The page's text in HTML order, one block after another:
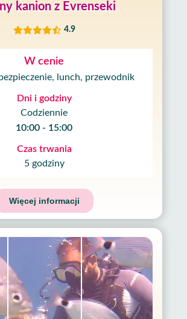
kanion z Evrenseki
4.9
W cenie
lunch, przewodnik
Dni i godziny
Codziennie
10:00 - 15:00
Czas trwania
5 godziny
Więcej informacji